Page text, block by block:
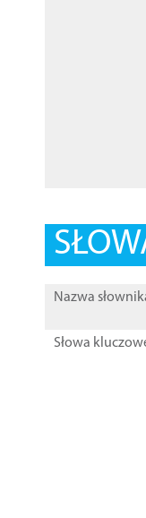
Nazwa
Słowa